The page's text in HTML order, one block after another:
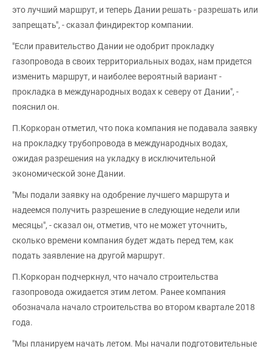
это лучший маршрут, и теперь Дании решать - разрешать или
запрещать", - сказал финдиректор компании.
"Если правительство Дании не одобрит прокладку
газопровода в своих территориальных водах, нам придется
изменить маршрут, и наиболее вероятный вариант -
прокладка в международных водах к северу от Дании", -
пояснил он.
П.Коркоран отметил, что пока компания не подавала заявку
на прокладку трубопровода в международных водах,
ожидая разрешения на укладку в исключительной
экономической зоне Дании.
"Мы подали заявку на одобрение лучшего маршрута и
надеемся получить разрешение в следующие недели или
месяцы", - сказал он, отметив, что не может уточнить,
сколько времени компания будет ждать перед тем, как
подать заявление на другой маршрут.
П.Коркоран подчеркнул, что начало строительства
газопровода ожидается этим летом. Ранее компания
обозначала начало строительства во втором квартале 2018
года.
"Мы планируем начать летом. Мы начали подготовительные